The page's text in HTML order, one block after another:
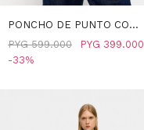
PONCHO DE PUNTO CON
HEBILLA - GRISPYG 399.000
PYG 599.000
33